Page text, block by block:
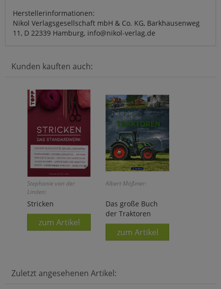
Herstellerinformationen:
Nikol Verlagsgesellschaft mbH & Co. KG, Barkhausenweg
11, D 22339 Hamburg, info@nikol-verlag.de
Kunden kauften auch:
Stephanie van der
Linden:
Stricken
zum Artikel
Albert Mößmer:
Das große Buch
der Traktoren
zum Artikel
Zuletzt angesehenen Artikel: